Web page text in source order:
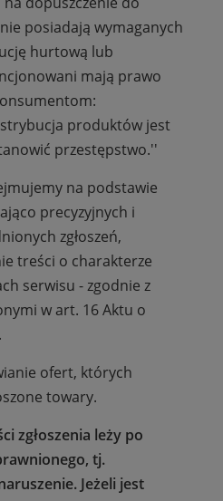
posiadają wymaganych
hurtową lub
mają prawo
produktów jest
przestępstwo.''
na podstawie
precyzyjnych i
zgłoszeń,
treści o charakterze
serwisu - zgodnie z
w art. 16 Aktu o
ofert, których
towary.
zgłoszenia leży po
tj.
Jeżeli jest